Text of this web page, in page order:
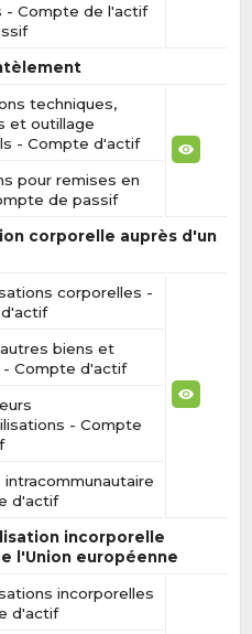
- Compte de l'actif
techniques,
et outillage
- Compte d'actif
pour remises en
de passif
corporelle auprès d'un
corporelles -
biens et
- Compte d'actif
- Compte
intracommunautaire
d'actif
incorporelle
l'Union européenne
incorporelles
d'actif